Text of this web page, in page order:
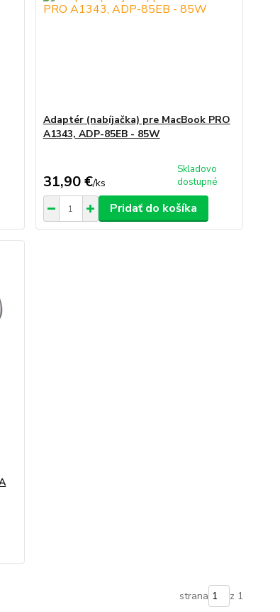
Adaptér (nabíjačka) pre MacBook PRO
A1343, ADP-85EB - 85W
31,90 €/ks
Skladovo
dostupné
Pridať do košíka
strana z 1